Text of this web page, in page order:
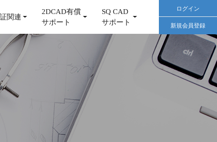
関連
2DCAD有償
サポート
SQ CAD
サポート
ログイン
新規会員登録